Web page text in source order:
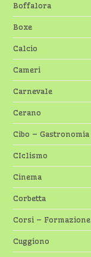
Boffalora
Boxe
Calcio
Cameri
Carnevale
Cerano
Cibo – Gastronomia
CIclismo
Cinema
Corbetta
Corsi – Formazione
Cuggiono